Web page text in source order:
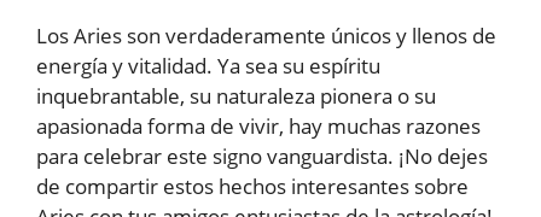
Los Aries son verdaderamente únicos y llenos de
energía y vitalidad. Ya sea su espíritu
inquebrantable, su naturaleza pionera o su
apasionada forma de vivir, hay muchas razones
para celebrar este signo vanguardista. ¡No dejes
de compartir estos hechos interesantes sobre